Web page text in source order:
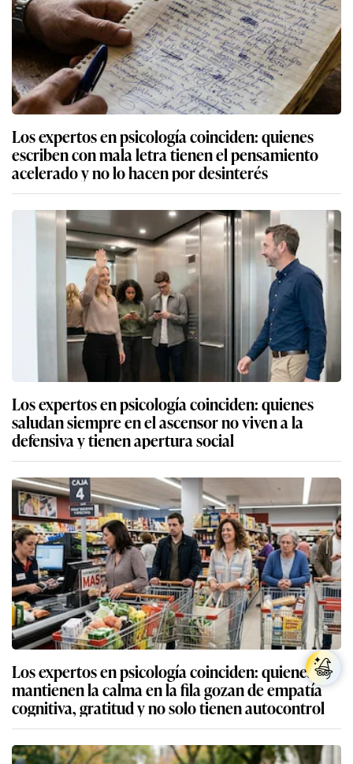
Los expertos en psicología coinciden: quienes
escriben con mala letra tienen el pensamiento
acelerado y no lo hacen por desinterés
Los expertos en psicología coinciden: quienes
saludan siempre en el ascensor no viven a la
defensiva y tienen apertura social
Los expertos en psicología coinciden: quienes
mantienen la calma en la fila gozan de empatía
cognitiva, gratitud y no solo tienen autocontrol